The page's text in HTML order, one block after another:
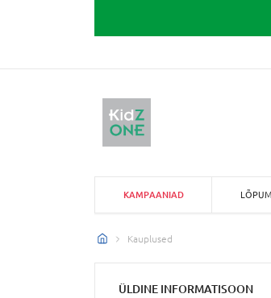
KAMPAANIAD
Kauplused
ÜLDINE INFORMATISOON